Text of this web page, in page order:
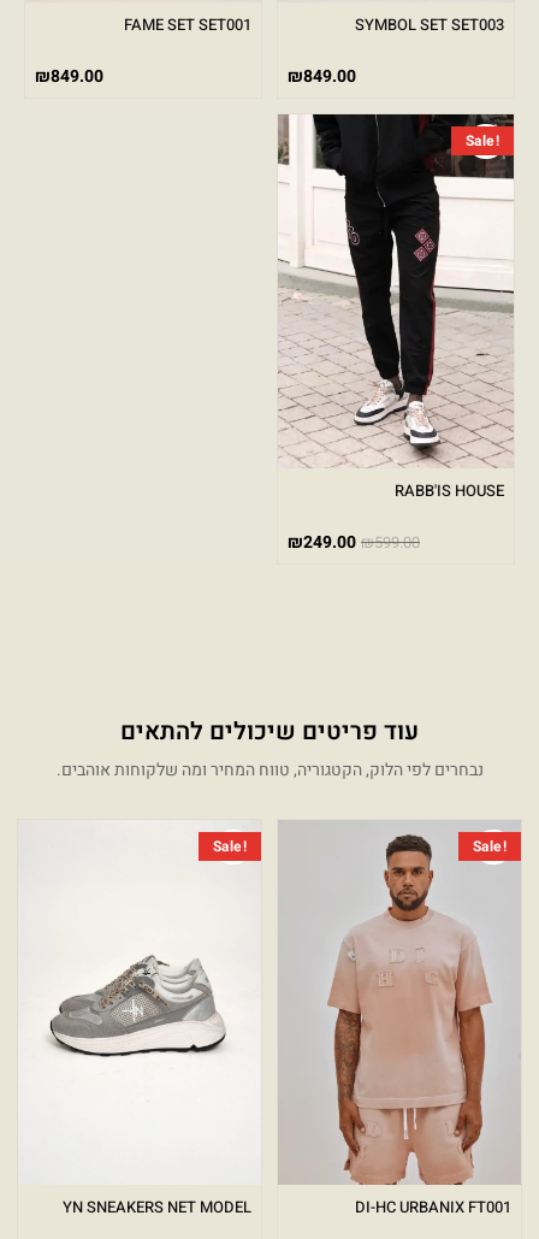
SYMBOL SET SET003
₪849.00
FAME SET SET001
₪849.00
Sale!
RABB'IS HOUSE
₪599.00
המחיר המקורי היה: ₪599.00.
₪249.00
המחיר הנוכחי הוא: ₪249.00.
עוד פריטים שיכולים להתאים
נבחרים לפי הלוק, הקטגוריה, טווח המחיר ומה שלקוחות אוהבים.
Sale!
DI-HC URBANIX FT001
המחיר המקורי היה: ₪399.00.
המחיר הנוכחי הוא: ₪249.00.
Sale!
YN SNEAKERS NET MODEL